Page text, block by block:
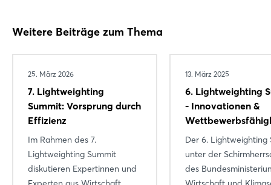
Weitere Beiträge zum Thema
25. März 2026
7. Lightweighting
Summit: Vorsprung durch
Effizienz
Im Rahmen des 7.
Lightweighting Summit
diskutieren Expertinnen und
13. März 2025
6. Lightweighting
- Innovationen &
Der 6. Lightweighting
unter der
des